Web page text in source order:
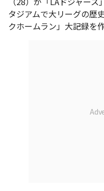
タジアムで大リーグの歴
クホームラン」大記録を